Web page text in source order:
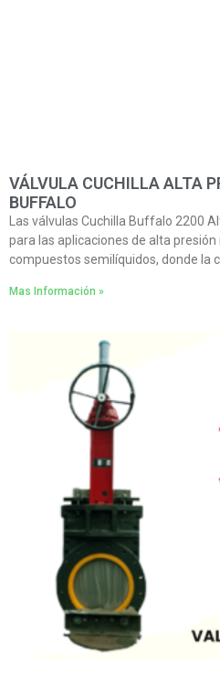
VÁLVULA CUCHILLA ALTA
BUFFALO
Las válvulas Cuchilla Buffalo 2200
para las aplicaciones de alta
compuestos semilíquidos, donde la
Mas Información »